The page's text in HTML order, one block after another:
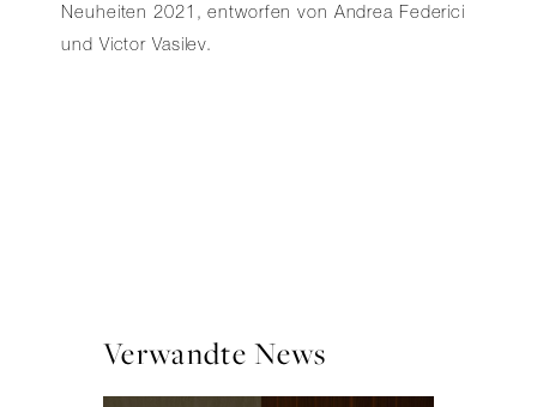
Neuheiten 2021, entworfen von Andrea Federici
und Victor Vasilev.
Verwandte News